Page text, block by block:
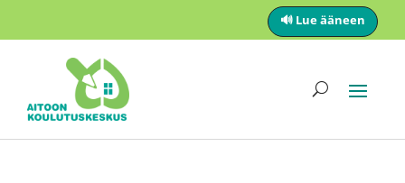
🔊 Lue ääneen